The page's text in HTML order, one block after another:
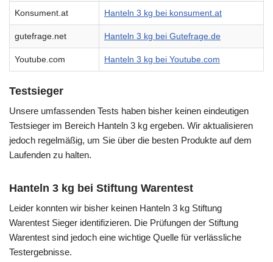
Konsument.at Hanteln 3 kg bei konsument.at
gutefrage.net Hanteln 3 kg bei Gutefrage.de
Youtube.com Hanteln 3 kg bei Youtube.com
Testsieger
Unsere umfassenden Tests haben bisher keinen eindeutigen
Testsieger im Bereich Hanteln 3 kg ergeben. Wir aktualisieren
jedoch regelmäßig, um Sie über die besten Produkte auf dem
Laufenden zu halten.
Hanteln 3 kg bei Stiftung Warentest
Leider konnten wir bisher keinen Hanteln 3 kg Stiftung
Warentest Sieger identifizieren. Die Prüfungen der Stiftung
Warentest sind jedoch eine wichtige Quelle für verlässliche
Testergebnisse.